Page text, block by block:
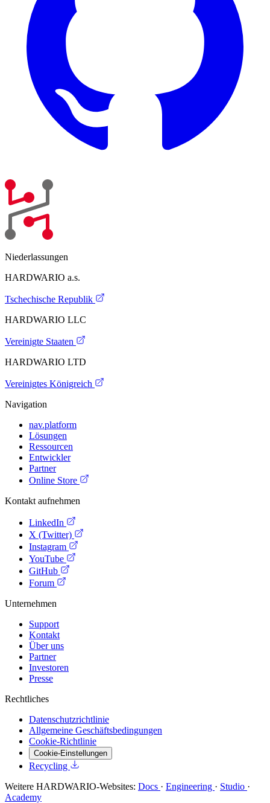
Niederlassungen
HARDWARIO a.s.
Tschechische Republik
HARDWARIO LLC
Vereinigte Staaten
HARDWARIO LTD
Vereinigtes Königreich
Navigation
nav.platform
Lösungen
Ressourcen
Entwickler
Partner
Online Store
Kontakt aufnehmen
LinkedIn
X (Twitter)
Instagram
YouTube
GitHub
Forum
Unternehmen
Support
Kontakt
Über uns
Partner
Investoren
Presse
Rechtliches
Datenschutzrichtlinie
Allgemeine Geschäftsbedingungen
Cookie-Richtlinie
Cookie-Einstellungen
Recycling
Weitere HARDWARIO-Websites: Docs · Engineering · Studio ·
Academy